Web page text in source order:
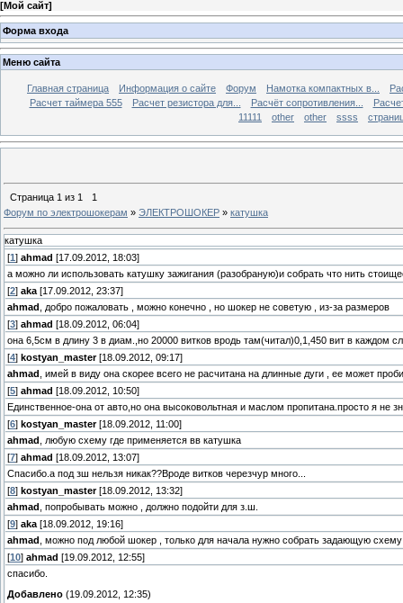
[Мой сайт]
Форма входа
Меню сайта
Главная страница Информация о сайте Форум Намотка компактных в...
Расчет таймера 555
Расчет резистора для... Расчёт сопротивления...
11111
other other ssss
Страница 1 из 1
1
Форум по электрошокерам » ЭЛЕКТРОШОКЕР » катушка
катушка
[1 ] ahmad [17.09.2012, 18:03]
а можно ли использовать катушку зажигания (разобраную)и собрать что нить
[2] aka [17.09.2012, 23:37]
ahmad
, добро пожаловать , можно конечно , но шокер не советую , из-за размеров
[3] ahmad [18.09.2012, 06:04]
она 6,5см в длину 3 в диам.,но 20000 витков вродь там(читал)0,1,450 вит в каждом
[4] kostyan_master[18.09.2012, 09:17]
ahmad
, имей в виду она скорее всего не расчитана на длинные дуги , ее может
[5] ahmad [18.09.2012, 10:50]
Единственное-она от авто,но она высоковольтная и маслом пропитана.просто я
[6] kostyan_master[18.09.2012, 11:00]
ahmad
, любую схему где применяется вв катушка
[7] ahmad [18.09.2012, 13:07]
Спасибо.а под зш нельзя никак??Вроде витков черезчур много...
[8] kostyan_master[18.09.2012, 13:32]
ahmad
, попробывать можно , должно подойти для з.ш.
[9] aka [18.09.2012, 19:16]
ahmad
, можно под любой шокер , только для начала нужно собрать задающую схему
[10] ahmad [19.09.2012, 12:55]
спасибо.
Добавлено (19.09.2012, 12:35)